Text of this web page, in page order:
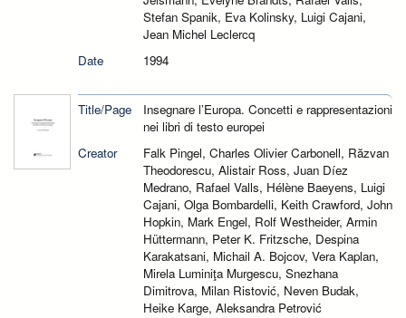
Stefan Spanik, Eva Kolinsky, Luigi Cajani,
Jean Michel Leclercq
Date
1994
Title/Page
Insegnare l’Europa. Concetti e rappresentazioni
nei libri di testo europei
Creator
Falk Pingel, Charles Olivier Carbonell, Răzvan
Theodorescu, Alistair Ross, Juan Díez
Medrano, Rafael Valls, Hélène Baeyens, Luigi
Cajani, Olga Bombardelli, Keith Crawford, John
Hopkin, Mark Engel, Rolf Westheider, Armin
Hüttermann, Peter K. Fritzsche, Despina
Karakatsani, Michail A. Bojcov, Vera Kaplan,
Mirela Luminiţa Murgescu, Snezhana
Dimitrova, Milan Ristović, Neven Budak,
Heike Karge, Aleksandra Petrović